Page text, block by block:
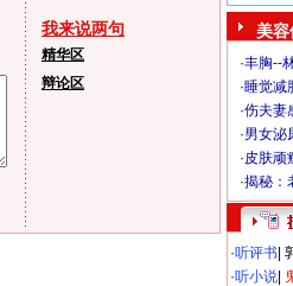
我来说两句
精华区
辩论区
美容
·丰胸--
·睡觉减
·伤夫妻
·男女泌
·皮肤顽
·揭秘：
·听评书
·听小说